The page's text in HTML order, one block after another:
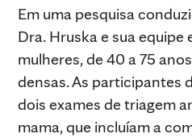
Em uma pesquisa
Dra. Hruska e sua equipe
mulheres, de 40 a 75
densas. As participantes
dois exames de triagem
mama, que incluíam a